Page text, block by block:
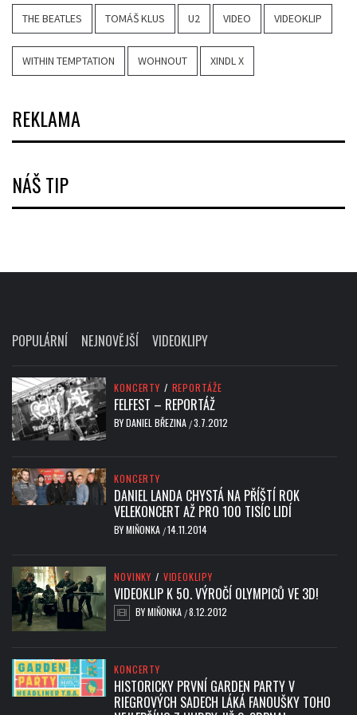
THE BEATLES TOMÁŠ KLUS U2 VIDEO VIDEOKLIP
WITHIN TEMPTATION WOHNOUT XINDL X
REKLAMA
NÁŠ TIP
POPULÁRNÍ NEJNOVĚJŠÍ VIDEOKLIPY
KONCERTY / REPORTÁŽE
FELFEST – REPORTÁŽ
BYDANIEL BŘEZINA /3.7.2012
KONCERTY
DANIEL LANDA CHYSTÁ NA PŘÍŠTÍ ROK
VELEKONCERT AŽ PRO 100 TISÍC LIDÍ
BYMIŇONKA /14.11.2014
NOVINKY / VIDEOKLIPY
VIDEOKLIP K 50. VÝROČÍ OLYMPICŮ VE 3D!
BYMIŇONKA /8.12.2012
KONCERTY
HISTORICKY PRVNÍ GARDEN PARTY V
RIEGROVÝCH SADECH LÁKÁ FANOUŠKY TOHO